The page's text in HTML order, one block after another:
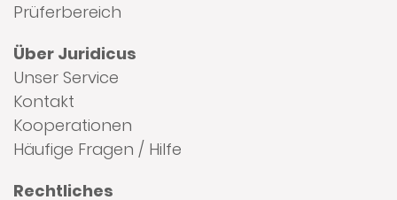
Prüferbereich
Über Juridicus
Unser Service
Kontakt
Kooperationen
Häufige Fragen / Hilfe
Rechtliches